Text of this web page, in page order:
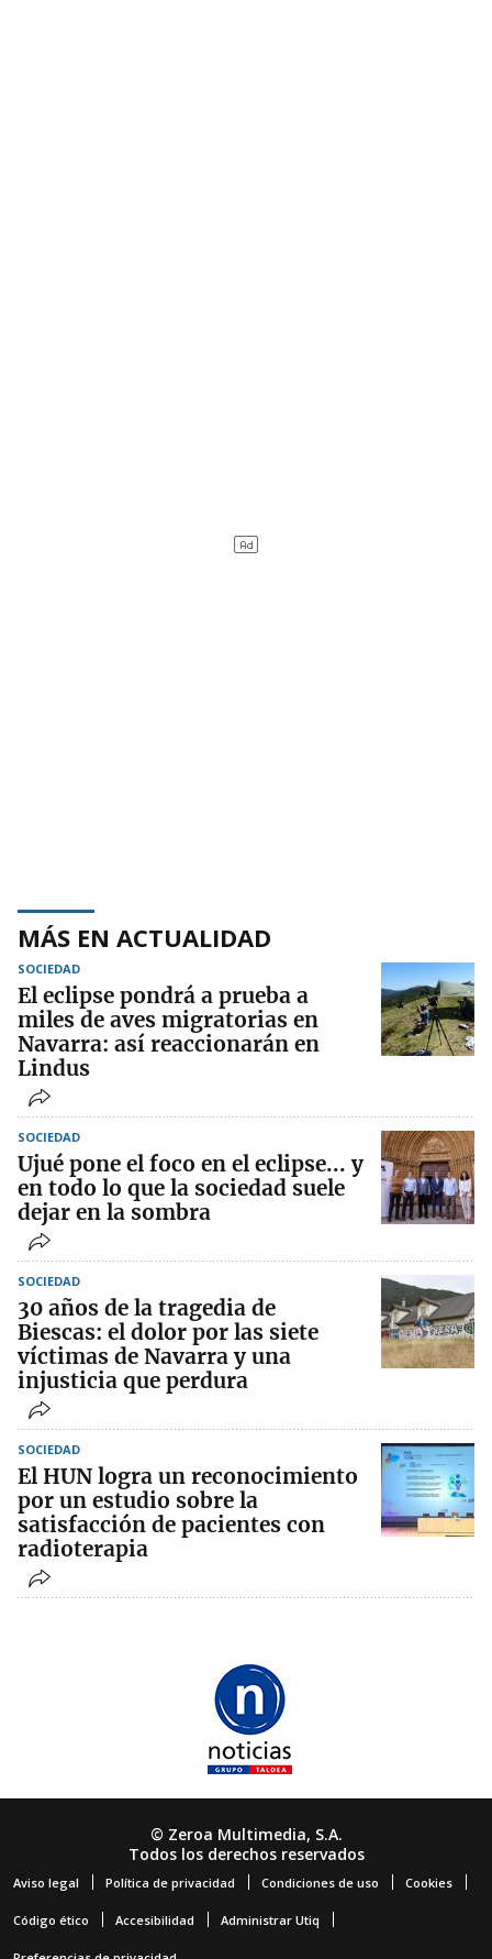
MÁS EN ACTUALIDAD
SOCIEDAD
El eclipse pondrá a prueba a
miles de aves migratorias en
Navarra: así reaccionarán en
Lindus
SOCIEDAD
Ujué pone el foco en el eclipse... y
en todo lo que la sociedad suele
dejar en la sombra
SOCIEDAD
30 años de la tragedia de
Biescas: el dolor por las siete
víctimas de Navarra y una
injusticia que perdura
SOCIEDAD
El HUN logra un reconocimiento
por un estudio sobre la
satisfacción de pacientes con
radioterapia
© Zeroa Multimedia, S.A.
Todos los derechos reservados
Aviso legal Política de privacidad Condiciones de uso Cookies
Código ético Accesibilidad Administrar Utiq